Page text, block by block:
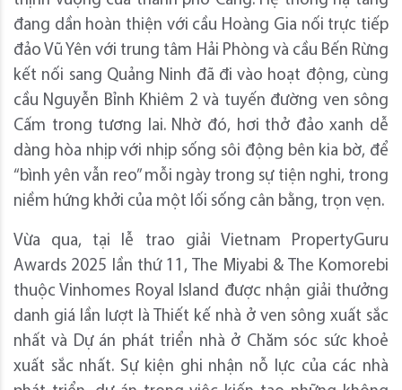
đang dần hoàn thiện với cầu Hoàng Gia nối trực tiếp
đảo Vũ Yên với trung tâm Hải Phòng và cầu Bến Rừng
kết nối sang Quảng Ninh đã đi vào hoạt động, cùng
cầu Nguyễn Bỉnh Khiêm 2 và tuyến đường ven sông
Cấm trong tương lai. Nhờ đó, hơi thở đảo xanh dễ
dàng hòa nhịp với nhịp sống sôi động bên kia bờ, để
“bình yên vẫn reo” mỗi ngày trong sự tiện nghi, trong
niềm hứng khởi của một lối sống cân bằng, trọn vẹn.
Vừa qua, tại lễ trao giải Vietnam PropertyGuru
Awards 2025 lần thứ 11, The Miyabi & The Komorebi
thuộc Vinhomes Royal Island được nhận giải thưởng
danh giá lần lượt là Thiết kế nhà ở ven sông xuất sắc
nhất và Dự án phát triển nhà ở Chăm sóc sức khoẻ
xuất sắc nhất. Sự kiện ghi nhận nỗ lực của các nhà